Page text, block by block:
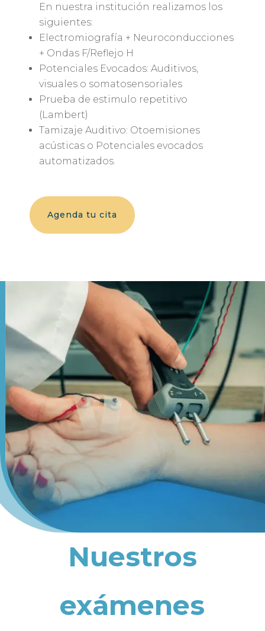
En nuestra institución realizamos los
siguientes:
Electromiografía + Neuroconducciones
+ Ondas F/Reflejo H
Potenciales Evocados: Auditivos,
visuales o somatosensoriales
Prueba de estimulo repetitivo
(Lambert)
Tamizaje Auditivo: Otoemisiones
acústicas o Potenciales evocados
automatizados.
Agenda tu cita
Nuestros
exámenes